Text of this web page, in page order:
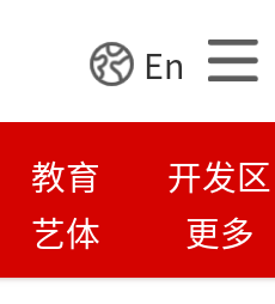
En
教育
开发区
艺体 更多